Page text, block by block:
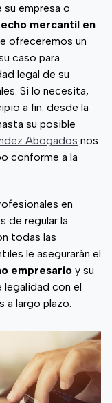
empresa o
mercantil en
ofreceremos un
caso para
legal de su
Si lo necesita,
a fin: desde la
su posible
Abogados nos
conforme a la
en
de regular la
todas las
le asegurarán el
empresario y su
con el
a largo plazo.